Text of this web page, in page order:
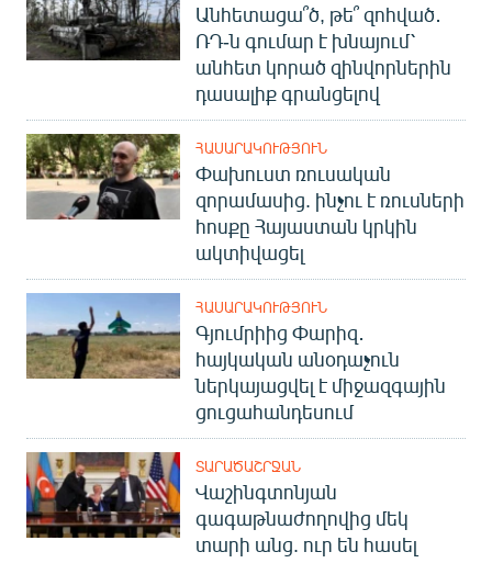
Անհետացա՞ծ, թե՞ զոհված․
ՌԴ-ն գումար է խնայում՝
անհետ կորած զինվորներին
դասալիք գրանցելով
ՀԱՍԱՐԱԿՈՒԹՅՈՒՆ
Փախուստ ռուսական
զորամասից. ինչու է ռուսների
հոսքը Հայաստան կրկին
ակտիվացել
ՀԱՍԱՐԱԿՈՒԹՅՈՒՆ
Գյումրիից Փարիզ․
հայկական անօդաչուն
ներկայացվել է միջազգային
ցուցահանդեսում
ՏԱՐԱԾԱՇՐՋԱՆ
Վաշինգտոնյան
գագաթնաժողովից մեկ
տարի անց. ուր են հասել